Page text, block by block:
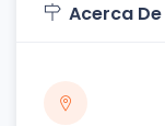
Acerca De